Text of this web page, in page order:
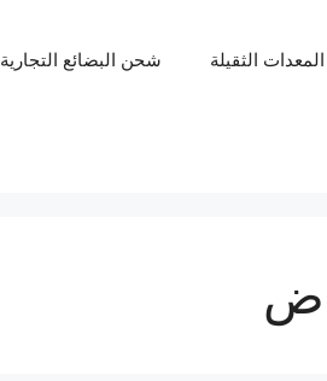
الثقيلة شحن البضائع التجارية